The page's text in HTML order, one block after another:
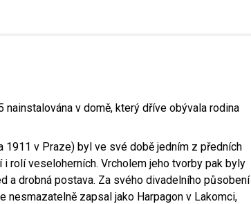
v domě, který dříve obývala rodina
1911 v Praze) byl ve své době jedním z předních
rolí veseloherních. Vrcholem jeho tvorby pak byly
a drobná postava. Za svého divadelního působení
zapsal jako Harpagon v Lakomci,